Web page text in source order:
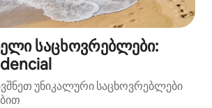
საცხოვრებლები:
უნიკალური საცხოვრებლები